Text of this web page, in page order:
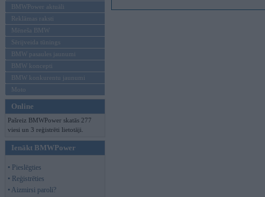
BMWPower aktuāli
Reklāmas raksti
Mēneša BMW
Sērijveida tūnings
BMW pasaules jaunumi
BMW koncepti
BMW konkurentu jaunumi
Moto
Online
Pašreiz BMWPower skatās 277
viesi un 3 reģistrēti lietotāji.
Ienākt BMWPower
• Pieslēgties
• Reģistrēties
• Aizmirsi paroli?